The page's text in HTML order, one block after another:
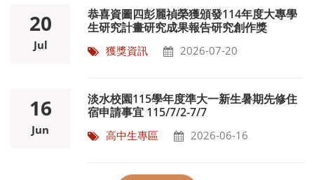
20
Jul
恭喜資圖四彭麗禎榮獲頒發114年度大專學
生研究計畫研究成果報告研究創作獎
獲獎資訊 2026-07-20
16
Jun
淡水校園115學年度準大一新生暑期先修住
宿申請事宜 115/7/2-7/7
高中生專區 2026-06-16